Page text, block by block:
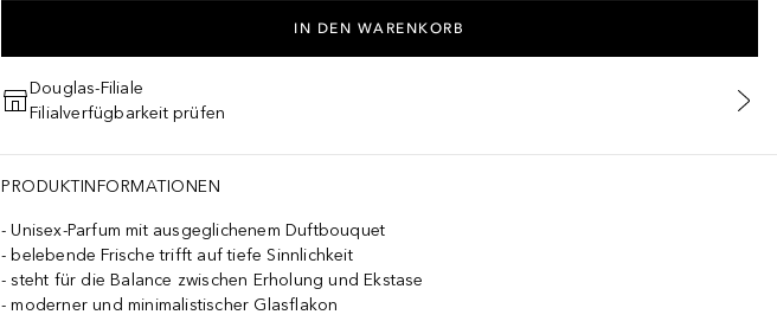
IN DEN WARENKORB
Douglas-Filiale
Filialverfügbarkeit prüfen
PRODUKTINFORMATIONEN
Unisex-Parfum mit ausgeglichenem Duftbouquet
belebende Frische trifft auf tiefe Sinnlichkeit
steht für die Balance zwischen Erholung und Ekstase
moderner und minimalistischer Glasflakon